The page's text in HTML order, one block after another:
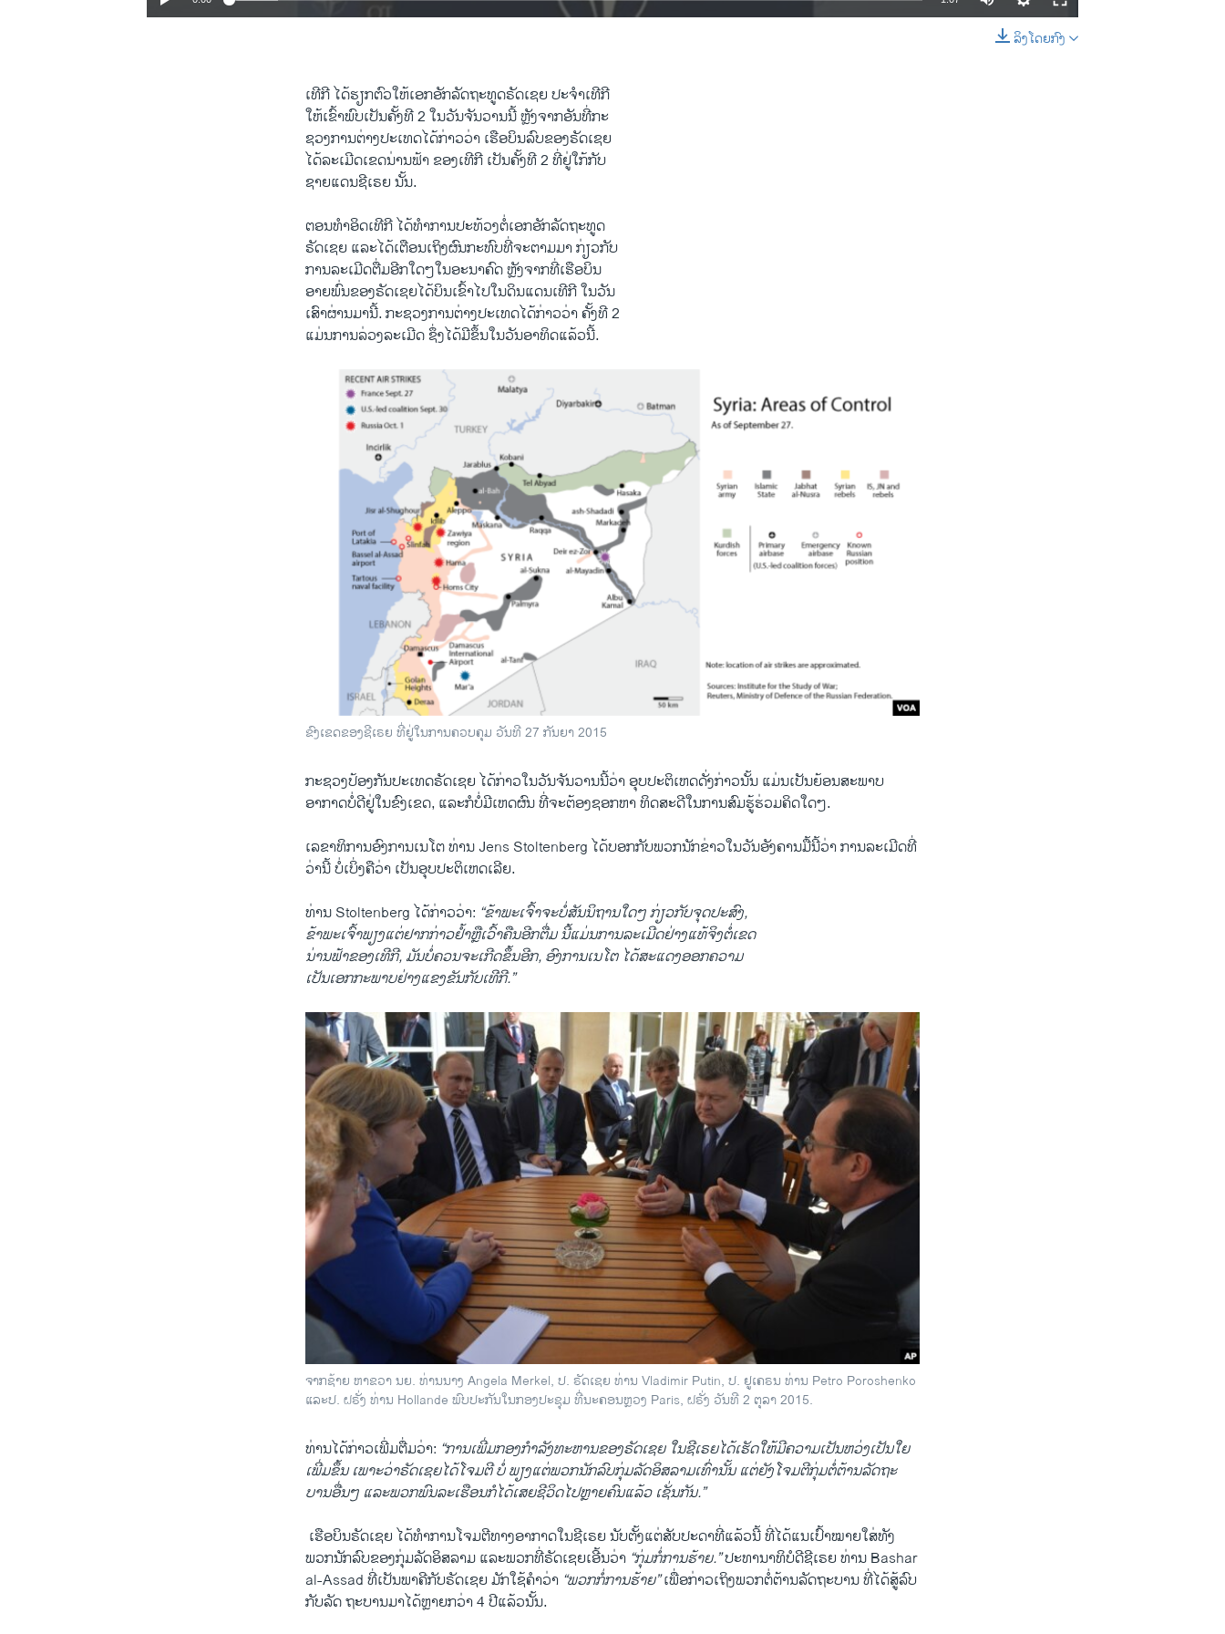
SHARE
ລິງໂດຍກົງ
ເທີ​ກີ ​ໄດ້​ຮຽກຕົວໃຫ້​ເອກ​ອັກ​ລັດຖະທູ​ດຣັດ​ເຊຍ ປະ​ຈຳ​ເທີ​ກີ
​ໃຫ້​ເຂົ້າ​ພົບ​ເປັນ​ຄັ້ງ​ທີ 2 ​ໃນ​ວັນ​ຈັນ​ວານ​ນີ້ ຫຼັງ​ຈາກອັນ​ທີ່​ກະ
ຊວງ​ການ​ຕ່າງປະ​ເທດ​ໄດ້​ກ່າວ​ວ່າ ​ເຮືອບິນ​ລົບ​ຂອງຣັດ​ເຊຍ ​
ໄດ້​ລະ​ເມີດ​ເຂດ​ນ່ານຟ້າ​ ຂອງ​ເທີ​ກີ​ ເປັນ​ຄັ້ງ​ທີ 2 ທີ່ຢູ່​ໃກ້ກັບ
ຊາຍ​ແດນ​ຊີ​ເຣຍ ນັ້ນ.
ຕອນ​ທຳ​ອິດ​ເທີ​ກີ ​ໄດ້​ທຳ​ການ​ປະ​ທ້ວງ​ຕໍ່ເອກ​ອັກ​ລັດຖະທູ​ດ
ຣັດ​ເຊຍ ​ແລະ​ໄດ້​ເຕືອນເຖິງ​ຜົນ​ກະທົບ​ທີ່​ຈະ​ຕາມ​ມາ​ ກ່ຽວກັບ
ການລະເມີດຕື່ມອີກ​ໃດ​ໆ​ໃນ​ອະນາ​ຄົດ ຫຼັງ​ຈາກ​ທີ່​ເຮືອບິນ​
ອາຍພົ່ນຂອງຣັດ​ເຊຍ​ໄດ້​ບິນ​ເຂົ້າ​ໄປ​ໃນ​ດິນແດນ​ເທີ​ກີ ​ໃນ​ວັນ
ເສົາ​ຜ່ານ​ມາ​ນີ້. ກະຊວງ​ການ​ຕ່າງປະ​ເທດ​ໄດ້​ກ່າວ​ວ່າ ຄັ້ງ​ທີ 2
​ແມ່ນ​ການ​ລ່ວງ​ລະ​ເມີດ ຊຶ່ງ​ໄດ້​ມີ​ຂຶ້ນ​ໃນ​ວັນ​ອາທິດ​ແລ້ວ​ນີ້.
ຂົງເຂດຂອງຊີເຣຍ ທີ່ຢູ່ໃນການຄວບຄຸມ ວັນທີ 27 ກັນຍາ 2015
​ກະຊວງປ້ອງກັນປະ​ເທດຣັດ​ເຊຍ ໄດ້​ກ່າວ​ໃນວັນຈັນ​ວານ​ນີ້​ວ່າ ອຸບ​ປະຕິ​ເຫດ​ດັ່ງກ່າວນັ້ນ ​ແມ່ນ​ເປັນຍ້ອນສະພາບ​
ອາກາດບໍ່​ດີ​ຢູ່​ໃນ​ຂົງ​ເຂດ, ​ແລະ​ກໍ​ບໍ່​ມີ​ເຫດຜົນ​ ທີ່​ຈະ​ຕ້ອງຊອກຫາ ທິດສະດີໃນການສົມຮູ້ຮ່ວມຄິດໃດໆ.
​ເລຂາທິການອົງການ​ເນ​ໂຕ ທ່ານ Jens Stoltenberg ​ໄດ້​ບອກ​ກັບ​ພວກນັກ​ຂ່າວ​ໃນ​ວັນ​ອັງຄານ​ມື້​ນີ້​ວ່າ ການລະ​ເມີດ​ທີ່​
ວ່າ​ນີ້ ບໍ່​ເບິ່ງ​ຄື​ວ່າ ​ເປັນ​ອຸບ​ປະຕິ​ເຫດ​ເລີຍ.
ທ່ານ Stoltenberg ​ໄດ້​ກ່າວ​ວ່າ: “ຂ້າພະ​ເຈົ້າ​ຈະ​ບໍ່​ສັນນິຖານໃດໆ​ ກ່ຽວ​ກັບ​ຈຸດປະສົງ,
ຂ້າພະ​ເຈົ້າ​ພຽງ​ແຕ່ຢາກກ່າວຢ້ຳຫຼື​ເວົ້າຄືນອີກຕື່ມ ນີ້​ແມ່ນ​ການລະເມີດຢ່າງແທ້ຈິງຕໍ່ເຂດ
​ນ່ານຟ້າຂອງ​ເທີ​ກີ, ມັນ​ບໍ່ຄວນຈະ​ເກີດ​ຂຶ້ນ​ອີກ, ອົງການ​ເນ​ໂຕ ​ໄດ້​ສະ​ແດງ​ອອກ​ຄວາ​ມ
ເປັນເອກກະພາບຢ່າງແຂງຂັນກັບ​ເທີ​ກີ.”
ຈາກຊ້າຍ ຫາຂວາ ນຍ. ທ່ານນາງ Angela Merkel, ປ. ຣັດເຊຍ ທ່ານ Vladimir Putin, ປ. ຢູເຄຣນ ທ່ານ Petro Poroshenko
ແລະປ. ຝຣັ່ງ ທ່ານ Hollande ພົບປະກັນໃນກອງປະຊຸມ ທີ່ນະຄອນຫຼວງ Paris, ຝຣັ່ງ ວັນທີ 2 ຕຸລາ 2015.
ທ່ານ​ໄດ້ກ່າວ​ເພີ່ມ​ຕື່ມ​ວ່າ: “ການ​ເພີ່ມ​ກອງ​ກຳລັງ​ທະຫານ​ຂອງຣັດ​ເຊຍ​ ໃນ​ຊີ​ເຣຍໄດ້​ເຮັດ​ໃຫ້​ມີ​ຄວາມ​ເປັນ​ຫວ່ງ​ເປັນ​ໃຍ​
ເພີ່ມ​ຂຶ້ນ ເພາະວ່າຣັດເຊຍໄດ້ໂຈມຕີບໍ່ ​ພຽງ​ແຕ່​ພວກນັກລົບ​ກຸ່ມ​ລັດ​ອິສລາມ​ເທົ່າ​ນັ້ນ ​ແຕ່​ຍັງໂຈມຕີກຸ່ມຕໍ່ຕ້ານລັດຖະ
ບານອື່ນໆ ​ແລະ​ພວກພົນລະ​ເຮືອນກໍໄດ້​ເສຍ​ຊີວິດໄປຫຼາຍຄົນແລ້ວ ​ເຊັ່ນ​ກັນ.”
​ ເຮືອບິນຣັດ​ເຊຍ ​ໄດ້​ທຳ​ການ​ໂຈມ​ຕີ​ທາງອາກາດ​ໃນ​ຊີ​ເຣຍ ນັບ​ຕັ້ງ​ແຕ່​ສັບປະດາ​ທີ່​ແລ້ວ​ນີ້ ທີ່​ໄດ້​ແນເປົ້າ​ໝາຍ​ໃສ່​ທັງ
ພວກ​ນັກລົບຂອງ​ກຸ່ມ​ລັດ​ອິສລາມ​ ​ແລະ​ພວກ​ທີ່ຣັດເຊຍ​ເອີ້ນ​ວ່າ “ກຸ່ມ​ກໍ່​ການ​ຮ້າຍ.”ປະທານາ​ທິບໍດີ​ຊີ​ເຣຍ ທ່ານ Bashar
al-Assad ທີ່​ເປັນ​ພາຄີ​ກັບຣັດ​ເຊຍ ມັກໃຊ້ຄຳວ່າ “ພວກ​ກໍ່​ການ​ຮ້າຍ”ເພື່ອກ່າວເຖິງ​ພວກຕໍ່ຕ້ານ​ລັດຖະບານ ທີ່ໄດ້ສູ້ລົບ
ກັບລັດ ຖະບານ​ມາ​ໄດ້​ຫຼາຍ​ກວ່າ 4 ປີ​ແລ້ວນັ້ນ.
Carter, Lavrov Comment on Syria Strikes
byສຽງອາເມຣິກາ ວີໂອເອລາວ